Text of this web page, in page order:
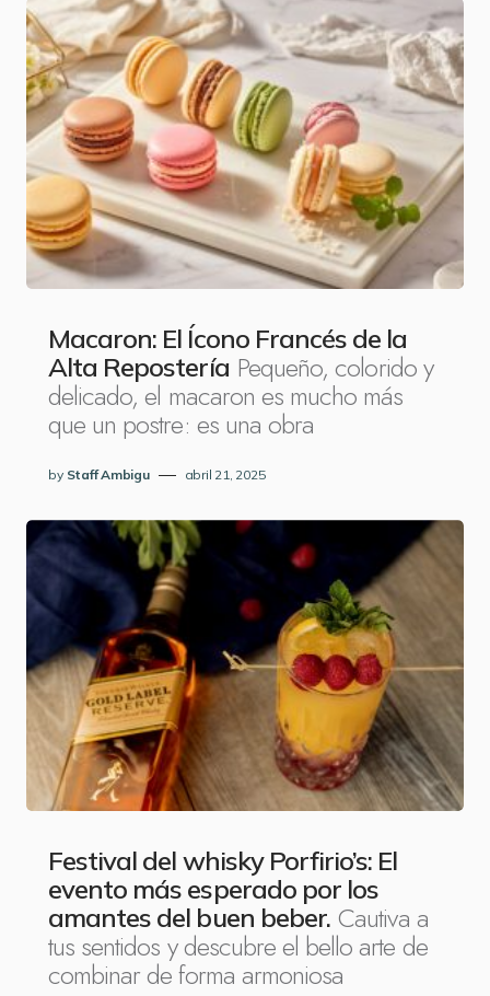
Macaron: El Ícono Francés de la
Alta Repostería Pequeño, colorido y
delicado, el macaron es mucho más
que un postre: es una obra
by Staff Ambigu abril 21, 2025
Festival del whisky Porfirio’s: El
evento más esperado por los
amantes del buen beber. Cautiva a
tus sentidos y descubre el bello arte de
combinar de forma armoniosa